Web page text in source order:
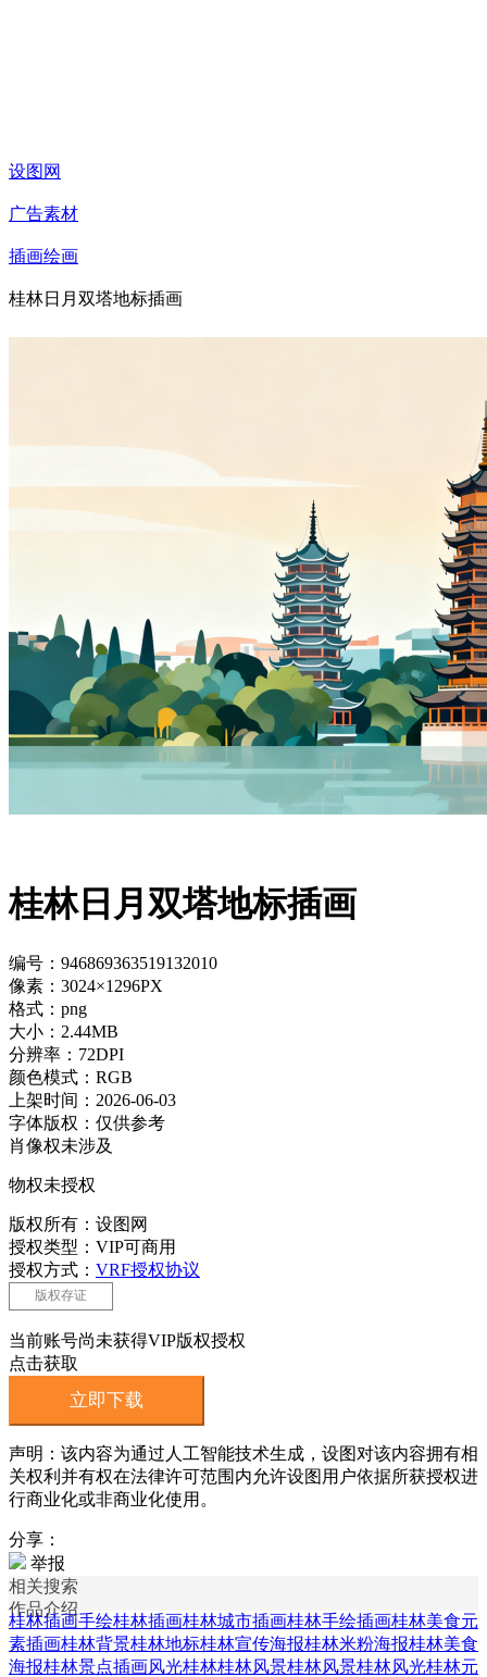
设图网
广告素材
插画绘画
桂林日月双塔地标插画
桂林日月双塔地标插画
编号：946869363519132010
像素：3024×1296PX
格式：png
大小：2.44MB
分辨率：72DPI
颜色模式：RGB
上架时间：2026-06-03
字体版权：仅供参考
肖像权未涉及
物权未授权
版权所有：设图网
授权类型：VIP可商用
授权方式： VRF授权协议
版权存证
当前账号尚未获得VIP版权授权
点击获取
立即下载
声明：该内容为通过人工智能技术生成，设图对该内容拥有相
关权利并有权在法律许可范围内允许设图用户依据所获授权进
行商业化或非商业化使用。
分享：
举报
相关搜索
作品介绍
桂林插画手绘桂林插画桂林城市插画桂林手绘插画桂林美食元
素插画桂林背景桂林地标桂林宣传海报桂林米粉海报桂林美食
海报桂林景点插画风光桂林桂林风景桂林风景桂林风光桂林元